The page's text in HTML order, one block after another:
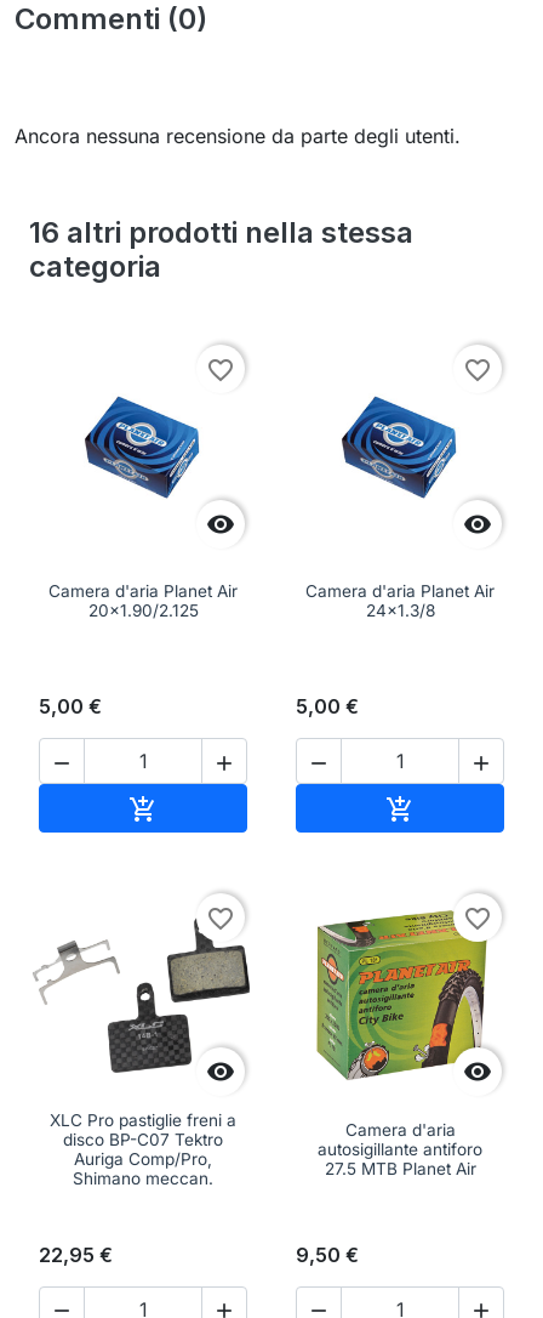
Commenti (0)
Ancora nessuna recensione da parte degli utenti.
16 altri prodotti nella stessa
categoria

favorite_border
Camera d'aria Planet Air
20x1.90/2.125
5,00 €
 


favorite_border
Camera d'aria Planet Air
24x1.3/8
5,00 €
 


favorite_border
XLC Pro pastiglie freni a
disco BP-C07 Tektro
Auriga Comp/Pro,
Shimano meccan.
22,95 €
 

favorite_border
Camera d'aria
autosigillante antiforo
27.5 MTB Planet Air
9,50 €
 